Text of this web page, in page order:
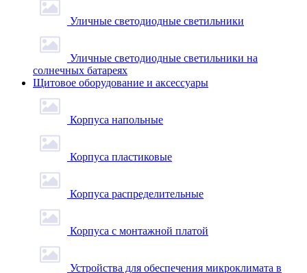
Уличные светодиодные светильники
Уличные светодиодные светильники на
солнечных батареях
Щитовое оборудование и аксессуары
Корпуса напольные
Корпуса пластиковые
Корпуса распределительные
Корпуса с монтажной платой
Устройства для обеспечения микроклимата в